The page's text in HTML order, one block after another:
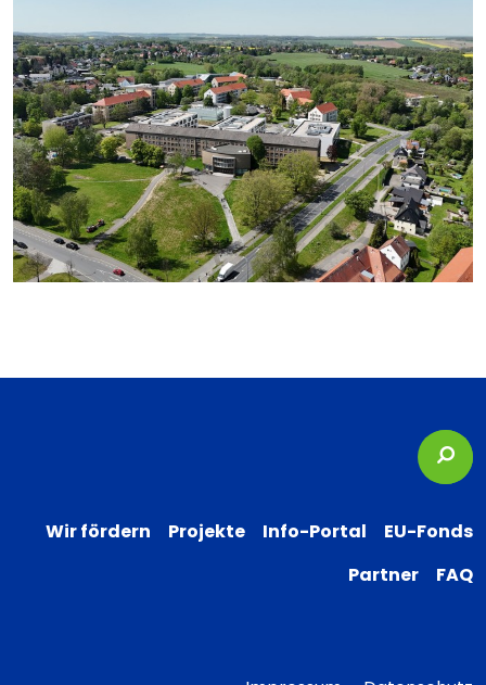
Wir fördern Projekte Info-Portal
EU-Fonds
Partner
FAQ